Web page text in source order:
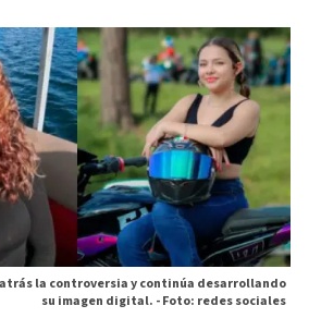
la controversia y continúa desarrollando
su imagen digital. -Foto: redes sociales